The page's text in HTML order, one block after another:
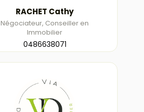
RACHET Cathy
Négociateur, Conseiller en
Immobilier
0486638071